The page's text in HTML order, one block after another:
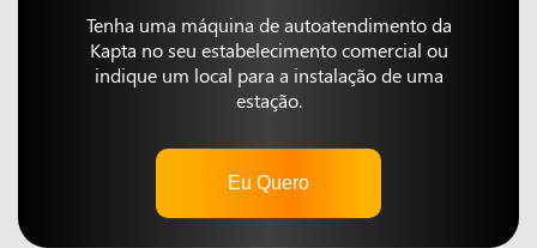
Tenha uma máquina de autoatendimento da
Kapta no seu estabelecimento comercial ou
indique um local para a instalação de uma
estação.
Eu Quero